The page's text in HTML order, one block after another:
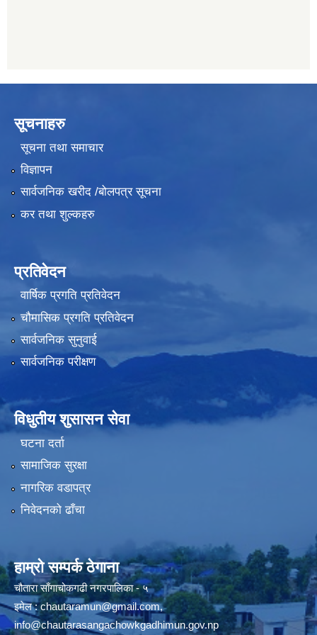
सूचनाहरु
सूचना तथा समाचार
विज्ञापन
सार्वजनिक खरीद /बोलपत्र सूचना
कर तथा शुल्कहरु
प्रतिवेदन
वार्षिक प्रगति प्रतिवेदन
चौमासिक प्रगति प्रतिवेदन
सार्वजनिक सुनुवाई
सार्वजनिक परीक्षण
विधुतीय शुसासन सेवा
घटना दर्ता
सामाजिक सुरक्षा
नागरिक वडापत्र
निवेदनको ढाँचा
हाम्रो सम्पर्क ठेगाना
चौतारा साँगाचोकगढी नगरपालिका - ५
इमेल :chautaramun@gmail.com,
info@chautarasangachowkgadhimun.gov.np